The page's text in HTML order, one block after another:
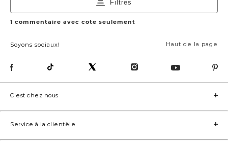
Haut de la page
Soyons sociaux!
C'est chez nous
Service à la clientèle